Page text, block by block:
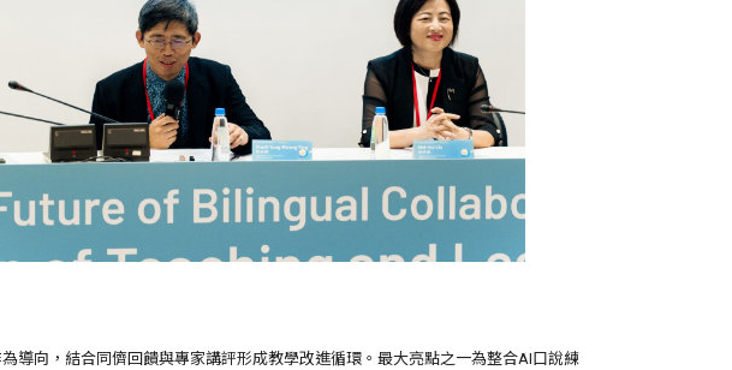
導向，結合同儕回饋與專家講評形成教學改進循環。最大亮點之一為整合AI口說練